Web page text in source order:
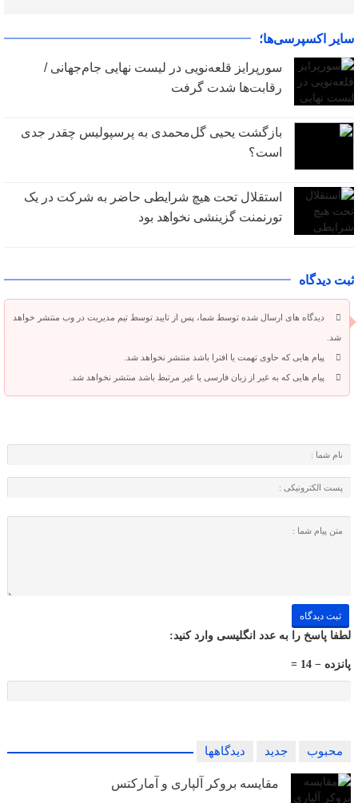
سایر اکسپرسی‌ها؛
سورپرایز قلعه‌نویی در لیست نهایی جام‌جهانی /
رقابت‌ها شدت گرفت
بازگشت یحیی گل‌محمدی به پرسپولیس چقدر جدی
است؟
استقلال تحت هیچ شرایطی حاضر به شرکت در یک
تورنمنت گزینشی نخواهد بود
ثبت دیدگاه
دیدگاه های ارسال شده توسط شما، پس از تایید توسط تیم مدیریت در وب منتشر خواهد
شد.
پیام هایی که حاوی تهمت یا افترا باشد منتشر نخواهد شد.
پیام هایی که به غیر از زبان فارسی یا غیر مرتبط باشد منتشر نخواهد شد.
لطفا پاسخ را به عدد انگلیسی وارد کنید:
پانزده − 14 =
محبوب جدید دیدگاهها
مقایسه بروکر آلپاری و آمارکتس